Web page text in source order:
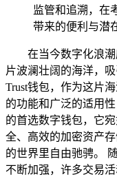
监管和追溯，在
带来的便利与潜
在当今数字化浪
片波澜壮阔的海洋，
Trust钱包，作为这片
的功能和广泛的适用
的首选数字钱包，它
全、高效的加密资产
的世界里自由驰骋。
不断加强，许多交易